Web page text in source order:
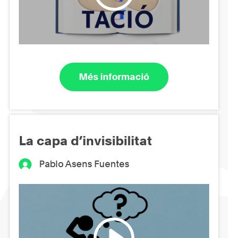
Més informació
La capa d’invisibilitat
Pablo Asens Fuentes